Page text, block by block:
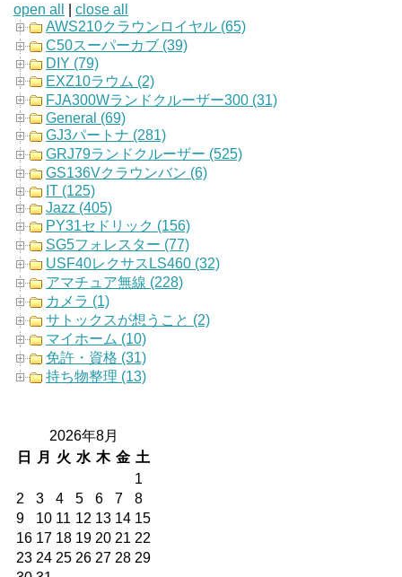
open all
close all
AWS210クラウンロイヤル (65)
C50スーパーカブ (39)
DIY (79)
EXZ10ラウム (2)
FJA300Wランドクルーザー300 (31)
General (69)
GJ3パートナ (281)
GRJ79ランドクルーザー (525)
GS136Vクラウンバン (6)
IT (125)
Jazz (405)
PY31セドリック (156)
SG5フォレスター (77)
USF40レクサスLS460 (32)
アマチュア無線 (228)
カメラ (1)
サトックスが想うこと (2)
マイホーム (10)
免許・資格 (31)
持ち物整理 (13)
2026年8月
日
月 火 水 木 金 土
1
2
3 4 5 6 7
8
9
10 11 12 13 14 15
16 17 18 19 20 21 22
23 24 25 26 27 28 29